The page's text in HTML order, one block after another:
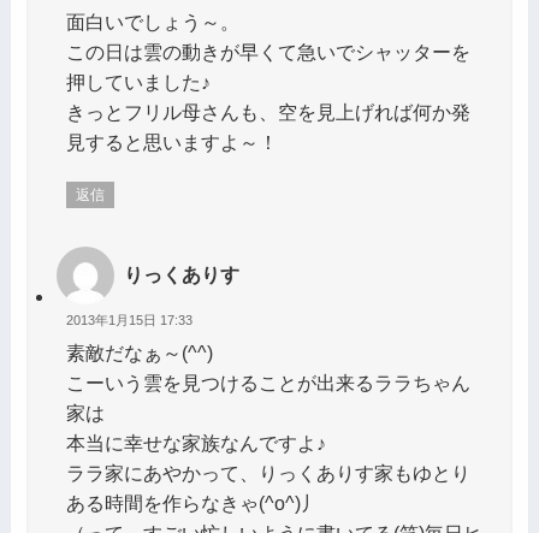
面白いでしょう～。
この日は雲の動きが早くて急いでシャッターを
押していました♪
きっとフリル母さんも、空を見上げれば何か発
見すると思いますよ～！
返信
りっくありす
2013年1月15日 17:33
素敵だなぁ～(^^)
こーいう雲を見つけることが出来るララちゃん
家は
本当に幸せな家族なんですよ♪
ララ家にあやかって、りっくありす家もゆとり
ある時間を作らなきゃ(^o^)丿